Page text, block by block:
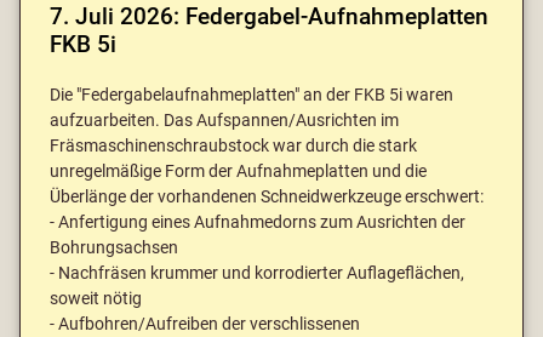
7. Juli 2026: Federgabel-Aufnahmeplatten
FKB 5i
Die "Federgabelaufnahmeplatten" an der FKB 5i waren
aufzuarbeiten. Das Aufspannen/Ausrichten im
Fräsmaschinenschraubstock war durch die stark
unregelmäßige Form der Aufnahmeplatten und die
Überlänge der vorhandenen Schneidwerkzeuge erschwert:
- Anfertigung eines Aufnahmedorns zum Ausrichten der
Bohrungsachsen
- Nachfräsen krummer und korrodierter Auflageflächen,
soweit nötig
- Aufbohren/Aufreiben der verschlissenen